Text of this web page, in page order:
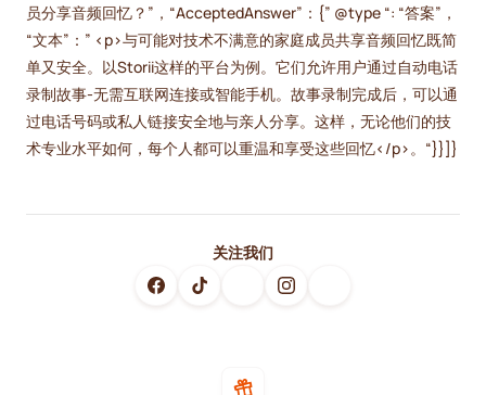
员分享音频回忆？”，“AcceptedAnswer”：{” @type “: “答案”，
“文本”：” <p>与可能对技术不满意的家庭成员共享音频回忆既简
单又安全。以Storii这样的平台为例。它们允许用户通过自动电话
录制故事-无需互联网连接或智能手机。故事录制完成后，可以通
过电话号码或私人链接安全地与亲人分享。这样，无论他们的技
术专业水平如何，每个人都可以重温和享受这些回忆</p>。“}}]}
关注我们